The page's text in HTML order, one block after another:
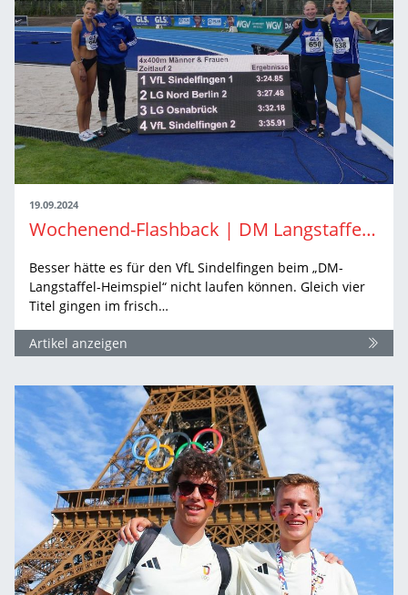
19.09.2024
Wochenend-Flashback | DM Langstaffeln in Sindelfingen
Besser hätte es für den VfL Sindelfingen beim „DM-
Langstaffel-Heimspiel“ nicht laufen können. Gleich vier
Titel gingen im frisch…
Artikel anzeigen